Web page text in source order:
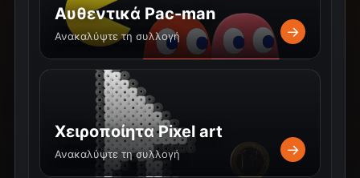
Αυθεντικά Pac-man
Ανακαλύψτε τη συλλογή →
Χειροποίητα Pixel art
Ανακαλύψτε τη συλλογή →